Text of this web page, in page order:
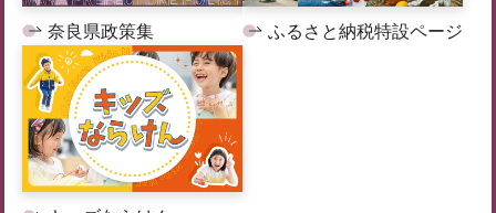
奈良県政策集 ふるさと納税特設ページ